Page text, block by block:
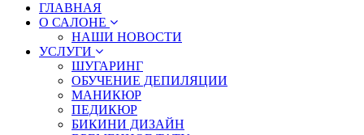
ГЛАВНАЯ
О САЛОНЕ
НАШИ НОВОСТИ
УСЛУГИ
ШУГАРИНГ
ОБУЧЕНИЕ ДЕПИЛЯЦИИ
МАНИКЮР
ПЕДИКЮР
БИКИНИ ДИЗАЙН